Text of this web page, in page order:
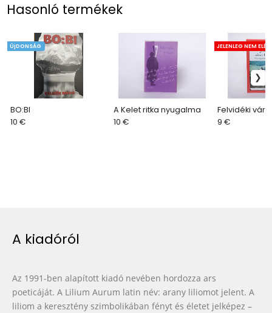
Hasonló termékek
BO:BI
ÚjDONSÁG
10 €
A Kelet ritka nyugalma
10 €
Felvidéki
JELENLEG NEM
9 €
A kiadóról
Az 1991-ben alapított kiadó nevében hordozza ars
poeticáját. A Lilium Aurum latin név: arany liliomot jelent. A
liliom a keresztény szimbolikában fényt és életet jelképez –